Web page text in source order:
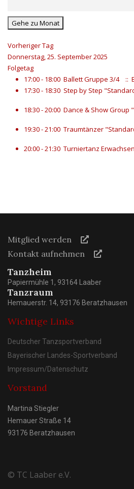
Gehe zu Monat
Vorheriger Tag
Donnerstag, 25. September 2025
Folgetag
17:00 - 18:00 Ballett Gruppe 3/4
::
17:30 - 18:30 Step by Step
18:30 - 20:00 Dance & Show Group
19:30 - 21:00 Traumtänzer
20:00 - 21:30 Turniertanz
Mitglied werden
Kontakt aufnehmen
Tanzheim
Papiermühle 1, 93164 Laaber
Tanzraum
Hemauerstr. 14, 93176 Beratzhausen
Wichtige Links
Deutscher Tanzsportverband
Bayerischer Landes-Sportverband
Impressum/Datenschutz
Vorstand
Martina Stiegler
Hemauer Straße 14
93176 Beratzhausen
© TC Laaber e.V.